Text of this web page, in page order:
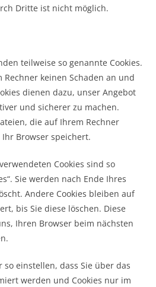
Dritte ist nicht möglich.
teilweise so genannte Cookies.
Rechner keinen Schaden an und
dienen dazu, unser Angebot
und sicherer zu machen.
die auf Ihrem Rechner
Browser speichert.
Cookies sind so
Sie werden nach Ende Ihres
Andere Cookies bleiben auf
bis Sie diese löschen. Diese
Ihren Browser beim nächsten
so einstellen, dass Sie über das
werden und Cookies nur im